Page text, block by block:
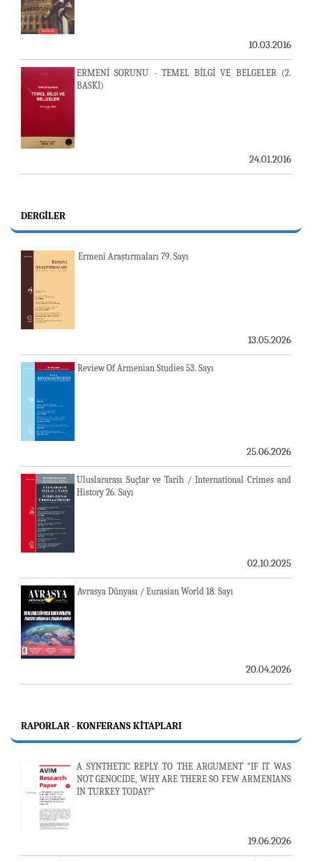
10.03.2016
ERMENİ SORUNU - TEMEL BİLGİ VE BELGELER (2.
BASKI)
24.01.2016
DERGILER
Ermeni Araştırmaları 79. Sayı
13.05.2026
Review Of Armenian Studies 53. Sayı
25.06.2026
Uluslararası Suçlar ve Tarih / International Crimes and
History 26. Sayı
02.10.2025
Avrasya Dünyası / Eurasian World 18. Sayı
20.04.2026
RAPORLAR - KONFERANS KITAPLARI
A SYNTHETIC REPLY TO THE ARGUMENT “IF IT WAS
NOT GENOCIDE, WHY ARE THERE SO FEW ARMENIANS
IN TURKEY TODAY?”
19.06.2026